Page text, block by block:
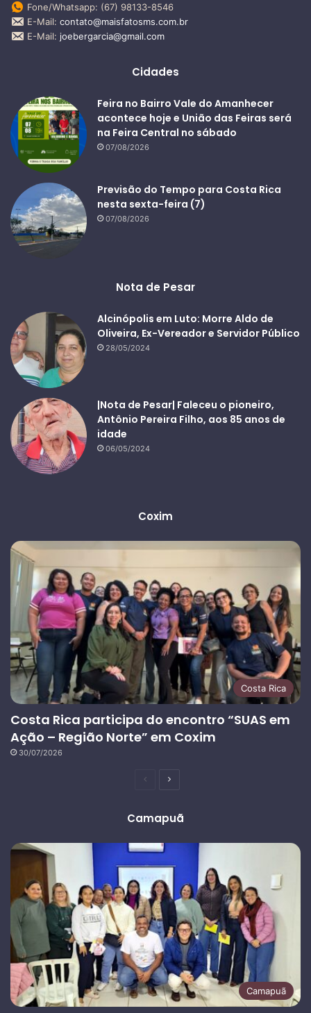
Fone/Whatsapp: (67) 98133-8546
E-Mail: contato@maisfatosms.com.br
E-Mail: joebergarcia@gmail.com
Cidades
Feira no Bairro Vale do Amanhecer
acontece hoje e União das Feiras será
na Feira Central no sábado
07/08/2026
Previsão do Tempo para Costa Rica
nesta sexta-feira (7)
07/08/2026
Nota de Pesar
Alcinópolis em Luto: Morre Aldo de
Oliveira, Ex-Vereador e Servidor Público
28/05/2024
|Nota de Pesar| Faleceu o pioneiro,
Antônio Pereira Filho, aos 85 anos de
idade
06/05/2024
Coxim
Costa Rica
Costa Rica participa do encontro “SUAS em
Ação – Região Norte” em Coxim
30/07/2026
PáginaPróxima
Camapuã
Camapuã